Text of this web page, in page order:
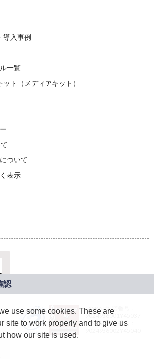
導入事例
一覧
ト（メディアキット）
ついて
表示
JASRAC許諾番号：
9024936001Y45037
JASRAC許諾番号：
use some cookies. These are
site to work properly and to give us
how our site is used.